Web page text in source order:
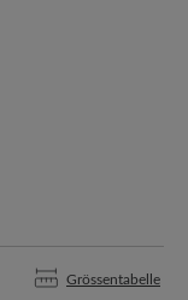
Grössentabelle